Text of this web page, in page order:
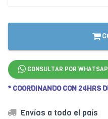
CONSULTAR POR
* COORDINANDO CON 24HRS
Envíos a todo el país